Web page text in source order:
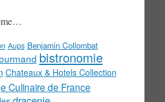
Aups Benjamin Collombat
bistronomie
Chateaux & Hotels Collection
Culinaire de France